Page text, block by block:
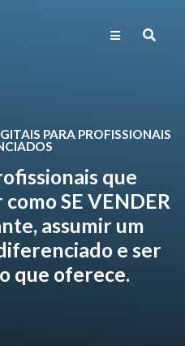
PARA PROFISSIONAIS
que
SE VENDER
assumir um
e ser
que oferece.